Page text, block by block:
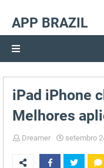
APP BRAZIL
iPad iPhone
Melhores
Dreamer setembro